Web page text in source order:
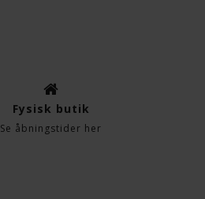
Fysisk butik
Se åbningstider her